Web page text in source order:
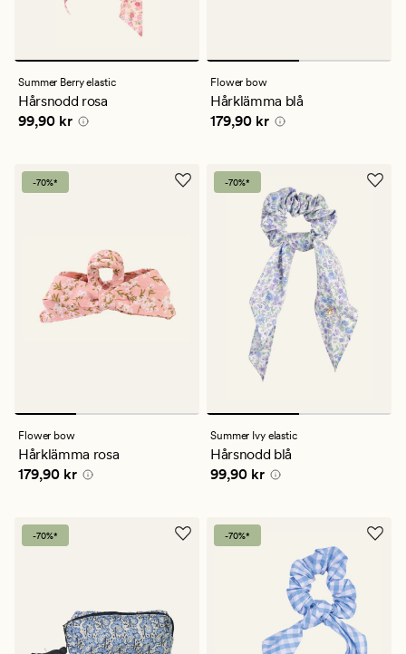
Summer Berry elastic
Hårsnodd rosa
Pris 99,90 kr
99,90 kr
Flower bow
Hårklämma blå
Pris 179,90 kr
179,90 kr
-70%*
Flower bow
Hårklämma rosa
Pris 179,90 kr
179,90 kr
-70%*
Summer Ivy elastic
Hårsnodd blå
Pris 99,90 kr
99,90 kr
-70%* -70%*